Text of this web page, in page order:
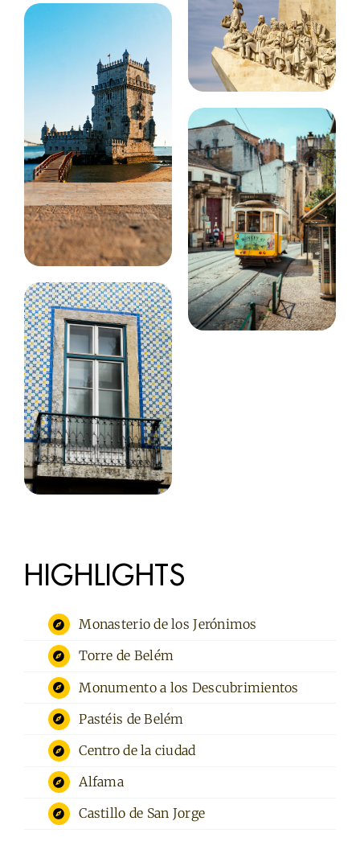
HIGHLIGHTS
Monasterio de los Jerónimos
Torre de Belém
Monumento a los Descubrimientos
Pastéis de Belém
Centro de la ciudad
Alfama
Castillo de San Jorge